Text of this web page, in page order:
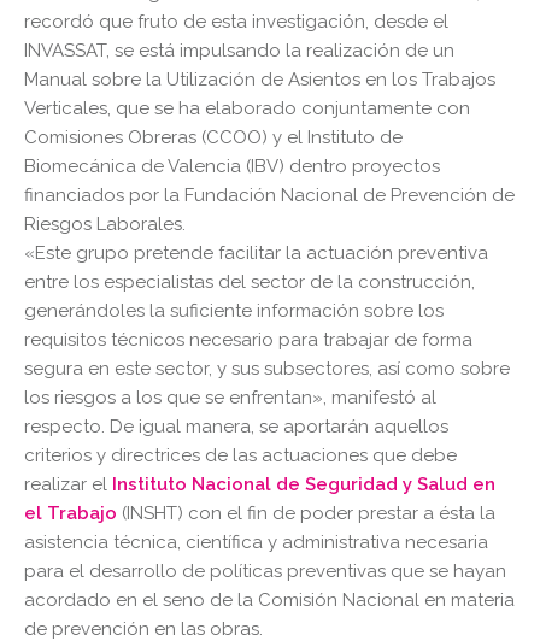
recordó que fruto de esta investigación, desde el
INVASSAT, se está impulsando la realización de un
Manual sobre la Utilización de Asientos en los Trabajos
Verticales, que se ha elaborado conjuntamente con
Comisiones Obreras (CCOO) y el Instituto de
Biomecánica de Valencia (IBV) dentro proyectos
financiados por la Fundación Nacional de Prevención de
Riesgos Laborales.
«Este grupo pretende facilitar la actuación preventiva
entre los especialistas del sector de la construcción,
generándoles la suficiente información sobre los
requisitos técnicos necesario para trabajar de forma
segura en este sector, y sus subsectores, así como sobre
los riesgos a los que se enfrentan», manifestó al
respecto. De igual manera, se aportarán aquellos
criterios y directrices de las actuaciones que debe
realizar el Instituto Nacional de Seguridad y Salud en
el Trabajo (INSHT) con el fin de poder prestar a ésta la
asistencia técnica, científica y administrativa necesaria
para el desarrollo de políticas preventivas que se hayan
acordado en el seno de la Comisión Nacional en materia
de prevención en las obras.